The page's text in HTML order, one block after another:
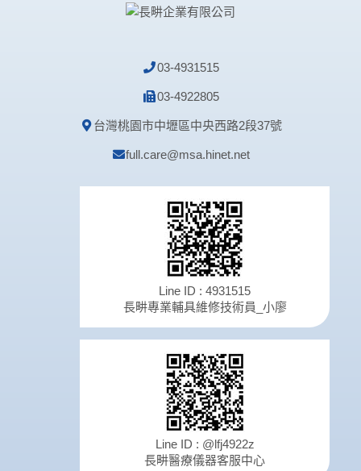
03-4931515
03-4922805
台灣桃園市中壢區中央西路2段37號
full.care@msa.hinet.net
Line ID : 4931515
長畊專業輔具維修技術員_小廖
Line ID : @lfj4922z
長畊醫療儀器客服中心